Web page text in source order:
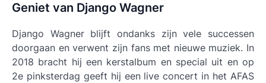
Geniet van Django Wagner
Django Wagner blijft ondanks zijn vele successen
doorgaan en verwent zijn fans met nieuwe muziek. In
2018 bracht hij een kerstalbum en special uit en op
2e pinksterdag geeft hij een live concert in het AFAS